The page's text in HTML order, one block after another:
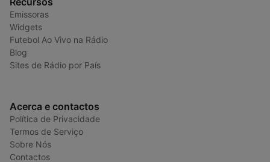
Emissoras
Widgets
Futebol Ao Vivo na Rádio
Blog
Sites de Rádio por País
Acerca e contactos
Política de Privacidade
Termos de Serviço
Sobre Nós
Contactos